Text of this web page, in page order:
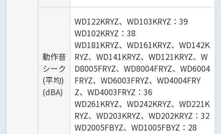
動作音
シーク
(平均)
(dBA)
WD122KRYZ、WD103KRYZ：39
WD102KRYZ：38
WD181KRYZ、WD161KRYZ、WD142K
RYZ、WD141KRYZ、WD121KRYZ、W
D8005FRYZ、WD8004FRYZ、WD6004
FRYZ、WD6003FRYZ、WD4004FRY
Z、WD4003FRYZ：36
WD261KRYZ、WD242KRYZ、WD221K
RYZ、WD203KRYZ、WD202KRYZ：32
WD2005FBYZ、WD1005FBYZ：28